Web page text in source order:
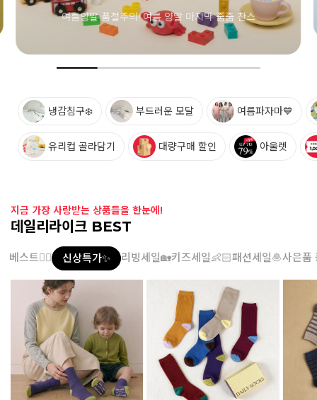
냉감침구❄️ 부드러운 모달 여름파자마💙
유리컵 골라담기 대량구매 할인 아울렛
지금 가장 사랑받는 상품들을 한눈에!
데일리라이크 BEST
베스트👍🏻 신상특가✨ 리빙세일🏡키즈세일👶🏻패션세일🧆사은품